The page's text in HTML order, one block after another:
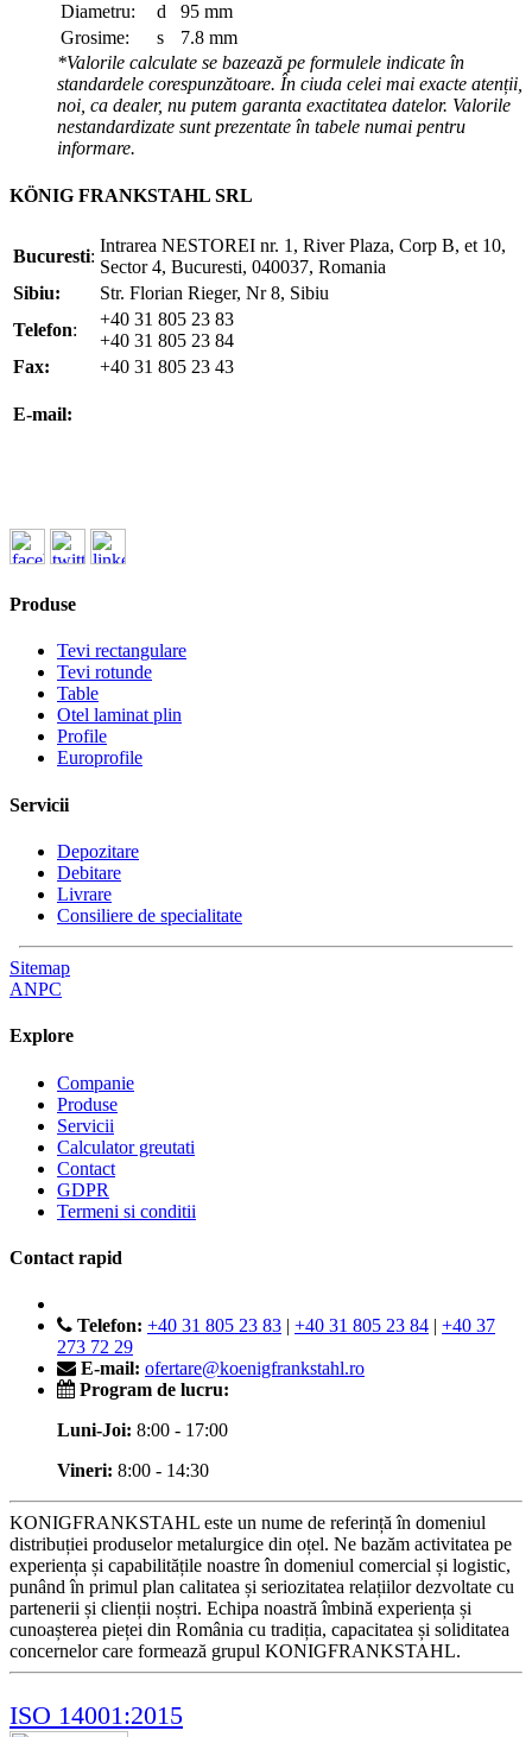
Diametru:
d
95 mm
Grosime:
s
7.8 mm
*Valorile calculate se bazează pe formulele indicate în
standardele corespunzătoare. În ciuda celei mai exacte atenții,
noi, ca dealer, nu putem garanta exactitatea datelor. Valorile
nestandardizate sunt prezentate în tabele numai pentru
informare.
KÖNIG FRANKSTAHL SRL
Bucuresti:
Intrarea NESTOREI nr. 1, River Plaza, Corp B, et 10,
Sector 4, Bucuresti, 040037, Romania
Sibiu:
Str. Florian Rieger, Nr 8, Sibiu
Telefon:
+40 31 805 23 83
+40 31 805 23 84
Fax:
+40 31 805 23 43
E-mail:
Produse
Tevi rectangulare
Tevi rotunde
Table
Otel laminat plin
Profile
Europrofile
Servicii
Depozitare
Debitare
Livrare
Consiliere de specialitate
Sitemap
ANPC
Explore
Companie
Produse
Servicii
Calculator greutati
Contact
GDPR
Termeni si conditii
Contact rapid
Telefon: +40 31 805 23 83 | +40 31 805 23 84 | +40 37
273 72 29
E-mail: ofertare@koenigfrankstahl.ro
Program de lucru:
Luni-Joi: 8:00 - 17:00
Vineri: 8:00 - 14:30
KONIGFRANKSTAHL este un nume de referință în domeniul
distribuției produselor metalurgice din oțel. Ne bazăm activitatea pe
experiența și capabilitățile noastre în domeniul comercial și logistic,
punând în primul plan calitatea și seriozitatea relațiilor dezvoltate cu
partenerii și clienții noștri. Echipa noastră îmbină experiența și
cunoașterea pieței din România cu tradiția, capacitatea și soliditatea
concernelor care formează grupul KONIGFRANKSTAHL.
ISO 14001:2015